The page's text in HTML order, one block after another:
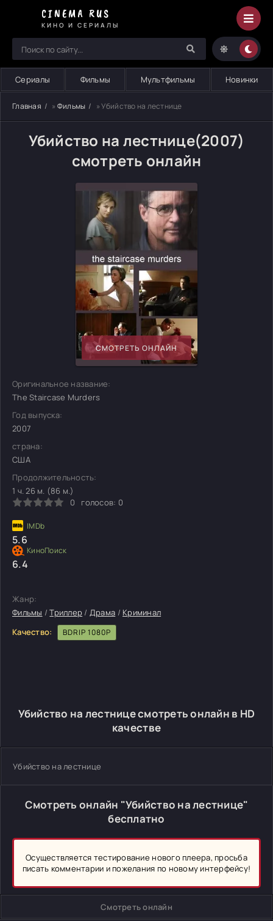
CINEMA RUS
КИНО И СЕРИАЛЫ
Сериалы Фильмы Мультфильмы Новинки
Главная » Фильмы » Убийство на лестнице
Убийство на лестнице(2007)
смотреть онлайн
СМОТРЕТЬ ОНЛАЙН
Оригинальное название:
The Staircase Murders
Год выпуска:
2007
страна:
США
Продолжительность:
1 ч. 26 м. (86 м.)
0
голосов: 0
5.6
6.4
Жанр:
Фильмы /Триллер / Драма / Криминал
Качество:
BDRIP 1080P
Убийство на лестнице смотреть онлайн в HD
качестве
Убийство на лестнице
Смотреть онлайн "Убийство на лестнице"
бесплатно
Осуществляется тестирование нового плеера, просьба
писать комментарии и пожелания по новому интерфейсу!
Смотреть онлайн